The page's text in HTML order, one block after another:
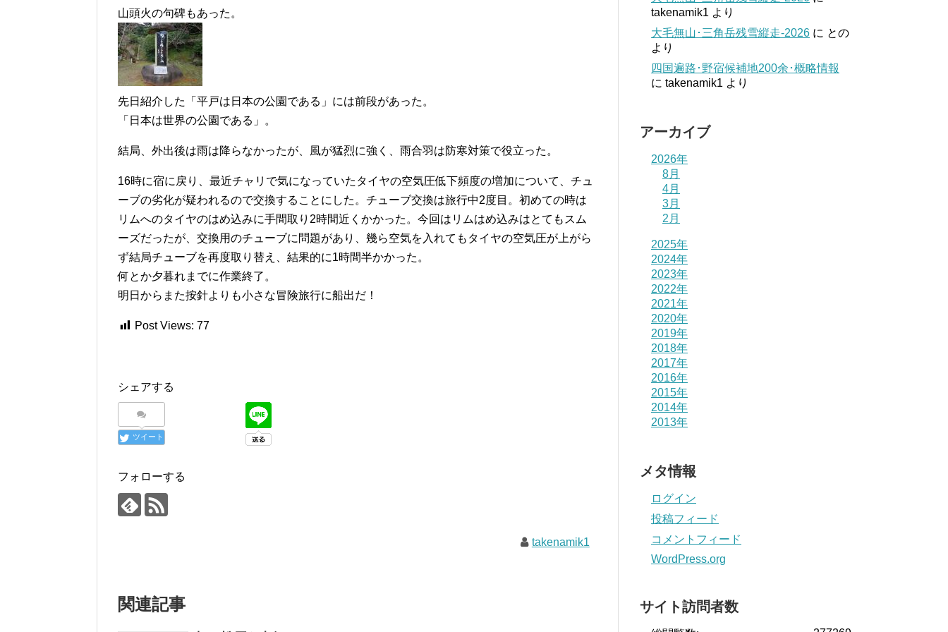
山頭火の句碑もあった。
先日紹介した「平戸は日本の公園である」には前段があった。
「日本は世界の公園である」。
結局、外出後は雨は降らなかったが、風が猛烈に強く、雨合羽は防寒対策で役立った。
16時に宿に戻り、最近チャリで気になっていたタイヤの空気圧低下頻度の増加について、チュ
ーブの劣化が疑われるので交換することにした。チューブ交換は旅行中2度目。初めての時は
リムへのタイヤのはめ込みに手間取り2時間近くかかった。今回はリムはめ込みはとてもスム
ーズだったが、交換用のチューブに問題があり、幾ら空気を入れてもタイヤの空気圧が上がら
ず結局チューブを再度取り替え、結果的に1時間半かかった。
何とか夕暮れまでに作業終了。
明日からまた按針よりも小さな冒険旅行に船出だ！
Post Views: 77
シェアする
ツイート
フォローする
takenamik1
関連記事
takenamik1 より
大毛無山･三角岳残雪縦走-2026 に との
より
四国遍路･野宿候補地200余･概略情報
に takenamik1 より
アーカイブ
2026年
8月
4月
3月
2月
2025年
2024年
2023年
2022年
2021年
2020年
2019年
2018年
2017年
2016年
2015年
2014年
2013年
メタ情報
ログイン
投稿フィード
コメントフィード
WordPress.org
サイト訪問者数